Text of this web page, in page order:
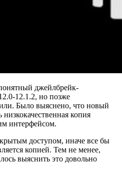
джейлбрейк-
12.1.2, но позже
Было выяснено, что новый
копия
интерфейсом.
доступом, иначе все бы
копией. Тем не менее,
выяснить это довольно